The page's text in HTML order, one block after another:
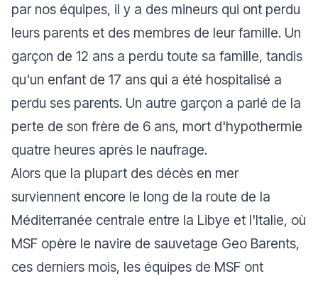
par nos équipes, il y a des mineurs qui ont perdu
leurs parents et des membres de leur famille. Un
garçon de 12 ans a perdu toute sa famille, tandis
qu'un enfant de 17 ans qui a été hospitalisé a
perdu ses parents. Un autre garçon a parlé de la
perte de son frère de 6 ans, mort d'hypothermie
quatre heures après le naufrage.
Alors que la plupart des décès en mer
surviennent encore le long de la route de la
Méditerranée centrale entre la Libye et l'Italie, où
MSF opère le navire de sauvetage Geo Barents,
ces derniers mois, les équipes de MSF ont